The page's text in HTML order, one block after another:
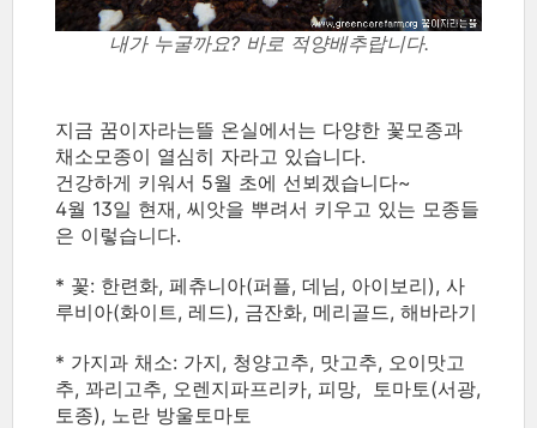
내가 누굴까요? 바로 적양배추랍니다.
지금 꿈이자라는뜰 온실에서는 다양한 꽃모종과
채소모종이 열심히 자라고 있습니다.
건강하게 키워서 5월 초에 선뵈겠습니다~
4월 13일 현재, 씨앗을 뿌려서 키우고 있는 모종들
은 이렇습니다.
* 꽃: 한련화, 페츄니아(퍼플, 데님, 아이보리), 사
루비아(화이트, 레드), 금잔화, 메리골드, 해바라기
* 가지과 채소: 가지, 청양고추, 맛고추, 오이맛고
추, 꽈리고추, 오렌지파프리카, 피망, 토마토(서광,
토종), 노란 방울토마토